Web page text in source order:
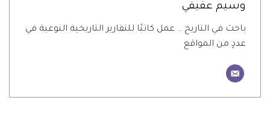
وسيم عفيفي
باحث في التاريخ .. عمل كاتبًا للتقارير التاريخية النوعية في
عددٍ من المواقع